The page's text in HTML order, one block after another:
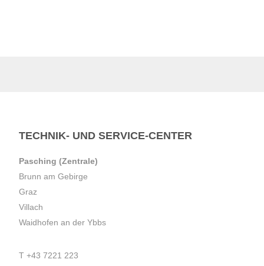
TECHNIK- UND SERVICE-CENTER
Pasching (Zentrale)
Brunn am Gebirge
Graz
Villach
Waidhofen an der Ybbs
T +43 7221 223